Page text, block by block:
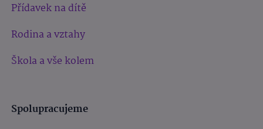
Přídavek na dítě
Rodina a vztahy
Škola a vše kolem
Spolupracujeme